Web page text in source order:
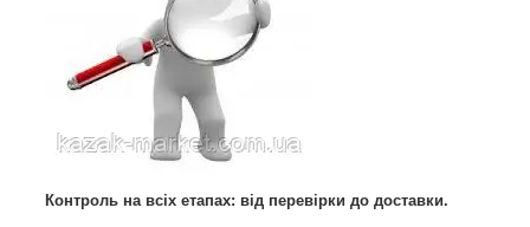
Контроль на всіх етапах: від перевірки до доставки.